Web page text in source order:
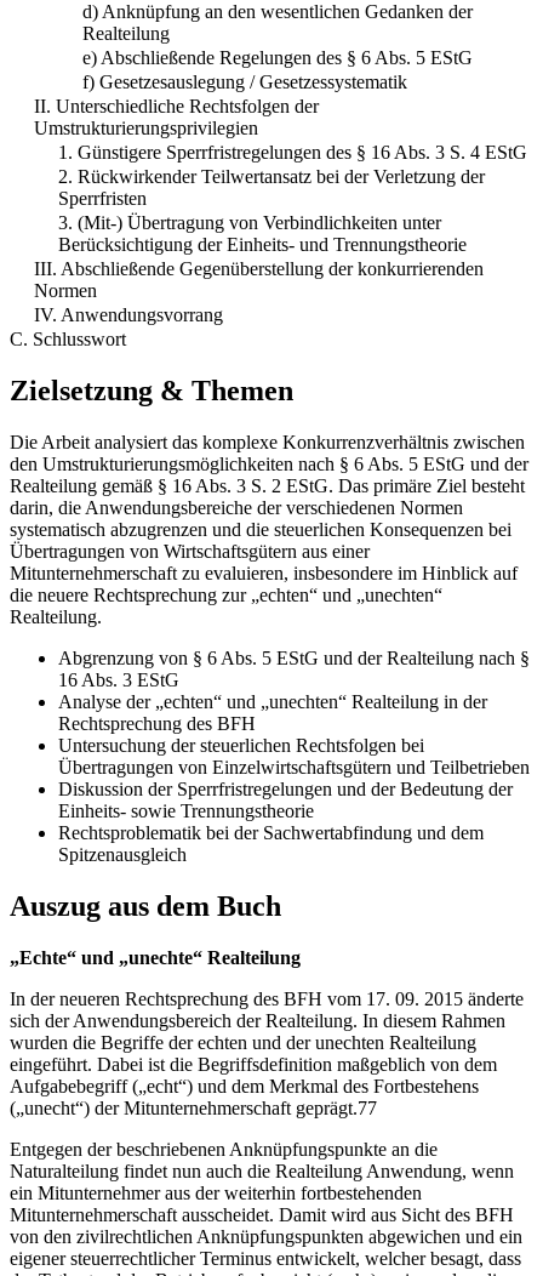
d) Anknüpfung an den wesentlichen Gedanken der
Realteilung
e) Abschließende Regelungen des § 6 Abs. 5 EStG
f) Gesetzesauslegung / Gesetzessystematik
II. Unterschiedliche Rechtsfolgen der
Umstrukturierungsprivilegien
1. Günstigere Sperrfristregelungen des § 16 Abs. 3 S. 4 EStG
2. Rückwirkender Teilwertansatz bei der Verletzung der
Sperrfristen
3. (Mit-) Übertragung von Verbindlichkeiten unter
Berücksichtigung der Einheits- und Trennungstheorie
III. Abschließende Gegenüberstellung der konkurrierenden
Normen
IV. Anwendungsvorrang
C. Schlusswort
Zielsetzung & Themen
Die Arbeit analysiert das komplexe Konkurrenzverhältnis zwischen
den Umstrukturierungsmöglichkeiten nach § 6 Abs. 5 EStG und der
Realteilung gemäß § 16 Abs. 3 S. 2 EStG. Das primäre Ziel besteht
darin, die Anwendungsbereiche der verschiedenen Normen
systematisch abzugrenzen und die steuerlichen Konsequenzen bei
Übertragungen von Wirtschaftsgütern aus einer
Mitunternehmerschaft zu evaluieren, insbesondere im Hinblick auf
die neuere Rechtsprechung zur „echten“ und „unechten“
Realteilung.
Abgrenzung von § 6 Abs. 5 EStG und der Realteilung nach §
16 Abs. 3 EStG
Analyse der „echten“ und „unechten“ Realteilung in der
Rechtsprechung des BFH
Untersuchung der steuerlichen Rechtsfolgen bei
Übertragungen von Einzelwirtschaftsgütern und Teilbetrieben
Diskussion der Sperrfristregelungen und der Bedeutung der
Einheits- sowie Trennungstheorie
Rechtsproblematik bei der Sachwertabfindung und dem
Spitzenausgleich
Auszug aus dem Buch
„Echte“ und „unechte“ Realteilung
In der neueren Rechtsprechung des BFH vom 17. 09. 2015 änderte
sich der Anwendungsbereich der Realteilung. In diesem Rahmen
wurden die Begriffe der echten und der unechten Realteilung
eingeführt. Dabei ist die Begriffsdefinition maßgeblich von dem
Aufgabebegriff („echt“) und dem Merkmal des Fortbestehens
(„unecht“) der Mitunternehmerschaft geprägt.77
Entgegen der beschriebenen Anknüpfungspunkte an die
Naturalteilung findet nun auch die Realteilung Anwendung, wenn
ein Mitunternehmer aus der weiterhin fortbestehenden
Mitunternehmerschaft ausscheidet. Damit wird aus Sicht des BFH
von den zivilrechtlichen Anknüpfungspunkten abgewichen und ein
eigener steuerrechtlicher Terminus entwickelt, welcher besagt, dass